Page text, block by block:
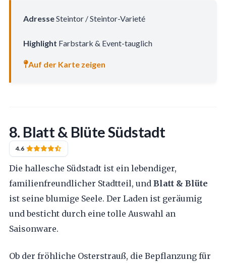
AdresseSteintor / Steintor-Varieté
Highlight Farbstark & Event-tauglich
Auf der Karte zeigen
8. Blatt & Blüte Südstadt
4.6
Die hallesche Südstadt ist ein lebendiger,
familienfreundlicher Stadtteil, und Blatt & Blüte
ist seine blumige Seele. Der Laden ist geräumig
und besticht durch eine tolle Auswahl an
Saisonware.
Ob der fröhliche Osterstrauß, die Bepflanzung für